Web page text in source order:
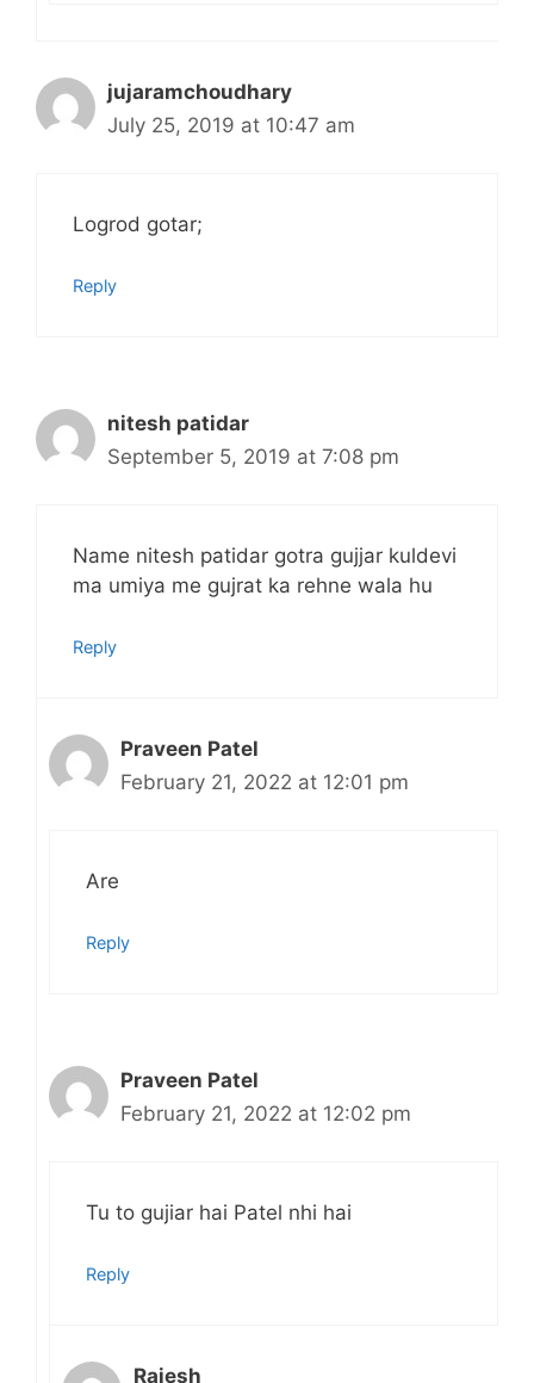
jujaramchoudhary
July 25, 2019 at 10:47 am
Logrod gotar;
Reply
nitesh patidar
September 5, 2019 at 7:08 pm
Name nitesh patidar gotra gujjar kuldevi
ma umiya me gujrat ka rehne wala hu
Reply
Praveen Patel
February 21, 2022 at 12:01 pm
Are
Reply
Praveen Patel
February 21, 2022 at 12:02 pm
Tu to gujiar hai Patel nhi hai
Reply
Rajesh